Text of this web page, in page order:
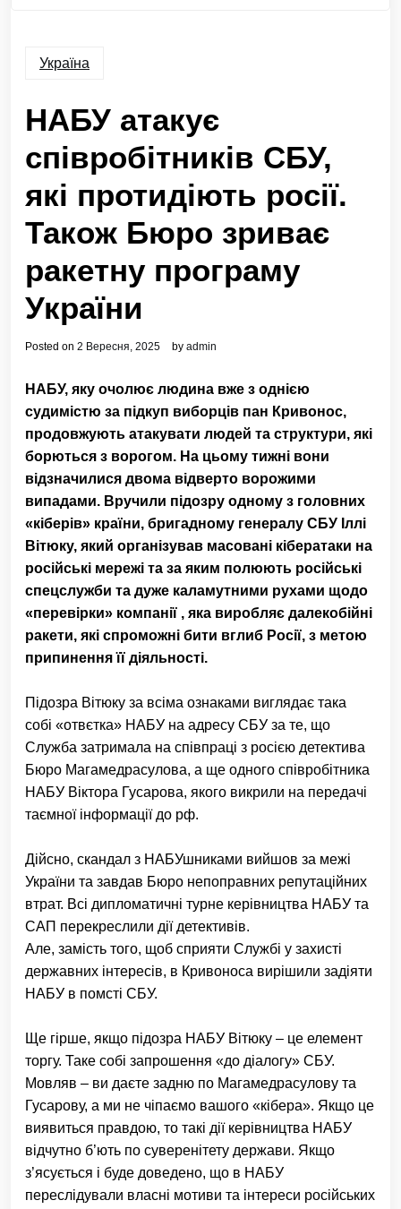
Україна
НАБУ атакує
співробітників СБУ,
які протидіють росії.
Також Бюро зриває
ракетну програму
України
Posted on 2 Вересня, 2025 by admin
НАБУ, яку очолює людина вже з однією
судимістю за підкуп виборців пан Кривонос,
продовжують атакувати людей та структури, які
борються з ворогом. На цьому тижні вони
відзначилися двома відверто ворожими
випадами. Вручили підозру одному з головних
«кіберів» країни, бригадному генералу СБУ Іллі
Вітюку, який організував масовані кібератаки на
російські мережі та за яким полюють російські
спецслужби та дуже каламутними рухами щодо
«перевірки» компанії , яка виробляє далекобійні
ракети, які спроможні бити вглиб Росії, з метою
припинення її діяльності.
Підозра Вітюку за всіма ознаками виглядає така
собі «отвєтка» НАБУ на адресу СБУ за те, що
Служба затримала на співпраці з росією детектива
Бюро Магамедрасулова, а ще одного співробітника
НАБУ Віктора Гусарова, якого викрили на передачі
таємної інформації до рф.
Дійсно, скандал з НАБУшниками вийшов за межі
України та завдав Бюро непоправних репутаційних
втрат. Всі дипломатичні турне керівництва НАБУ та
САП перекреслили дії детективів.
Але, замість того, щоб сприяти Службі у захисті
державних інтересів, в Кривоноса вирішили задіяти
НАБУ в помсті СБУ.
Ще гірше, якщо підозра НАБУ Вітюку – це елемент
торгу. Таке собі запрошення «до діалогу» СБУ.
Мовляв – ви даєте задню по Магамедрасулову та
Гусарову, а ми не чіпаємо вашого «кібера». Якщо це
виявиться правдою, то такі дії керівництва НАБУ
відчутно б’ють по суверенітету держави. Якщо
з’ясується і буде доведено, що в НАБУ
переслідували власні мотиви та інтереси російських